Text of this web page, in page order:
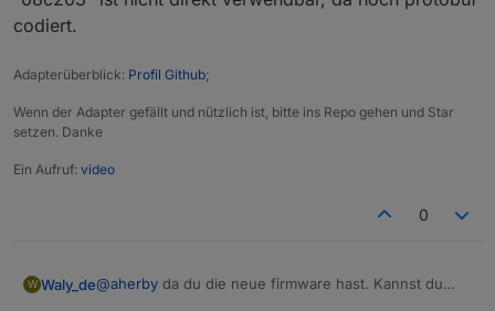
codiert.
Adapterüberblick: Profil Github;
Wenn der Adapter gefällt und nützlich ist, bitte ins Repo gehen und Star
setzen. Danke
Ein Aufruf: video
0
W Waly_de@aherby da du die neue firmware hast. Kannst du